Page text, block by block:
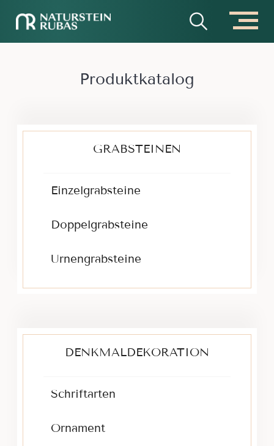
Produktkatalog
GRABSTEINEN
Einzelgrabsteine
Doppelgrabsteine
Urnengrabsteine
DENKMALDEKORATION
Schriftarten
Ornament